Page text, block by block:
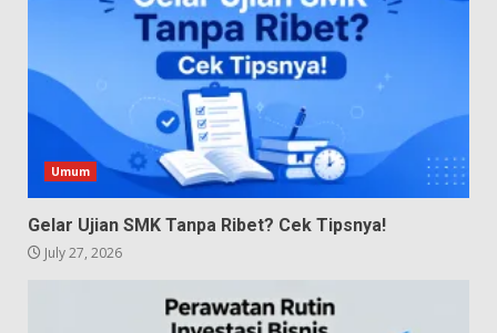
Umum
Gelar Ujian SMK Tanpa Ribet? Cek Tipsnya!
July 27, 2026